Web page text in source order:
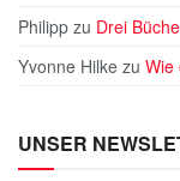
Philipp zu Drei
Yvonne Hilke zu Wie
UNSER